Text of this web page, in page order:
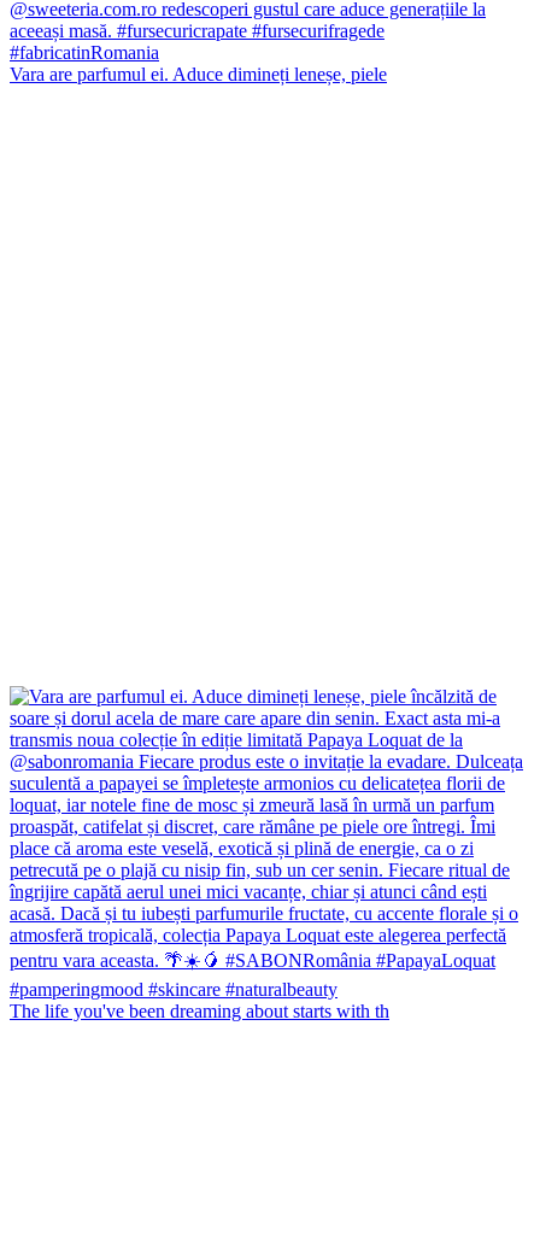
Vara are parfumul ei. Aduce dimineți leneșe, piele
The life you've been dreaming about starts with th